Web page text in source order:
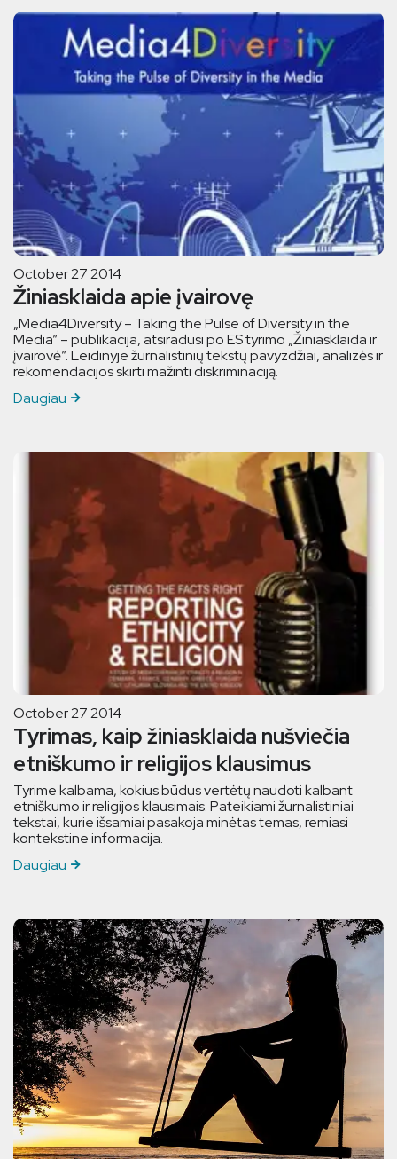
October 27 2014
Žiniasklaida apie įvairovę
„Media4Diversity – Taking the Pulse of Diversity in the
Media” – publikacija, atsiradusi po ES tyrimo „Žiniasklaida ir
įvairovė”. Leidinyje žurnalistinių tekstų pavyzdžiai, analizės ir
rekomendacijos skirti mažinti diskriminaciją.
Daugiau
October 27 2014
Tyrimas, kaip žiniasklaida nušviečia
etniškumo ir religijos klausimus
Tyrime kalbama, kokius būdus vertėtų naudoti kalbant
etniškumo ir religijos klausimais. Pateikiami žurnalistiniai
tekstai, kurie išsamiai pasakoja minėtas temas, remiasi
kontekstine informacija.
Daugiau